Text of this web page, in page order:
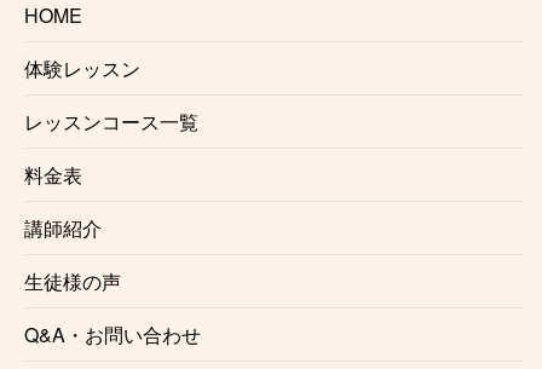
HOME
体験レッスン
レッスンコース一覧
料金表
講師紹介
生徒様の声
Q&A・お問い合わせ
練馬
富士見台